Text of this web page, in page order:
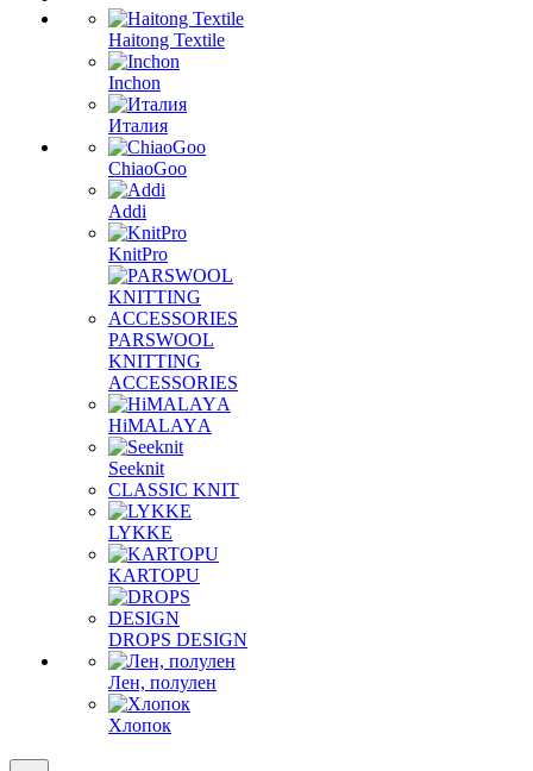
Haitong Textilе
Inchon
Италия
ChiaoGoo
Addi
KnitPro
PARSWOOL
KNITTING
ACCESSORIES
HiMALAYА
Seeknit
CLASSIC KNIT
LYKKE
KАRTOPU
DROPS DЕSIGN
Лен, полулен
Хлопок